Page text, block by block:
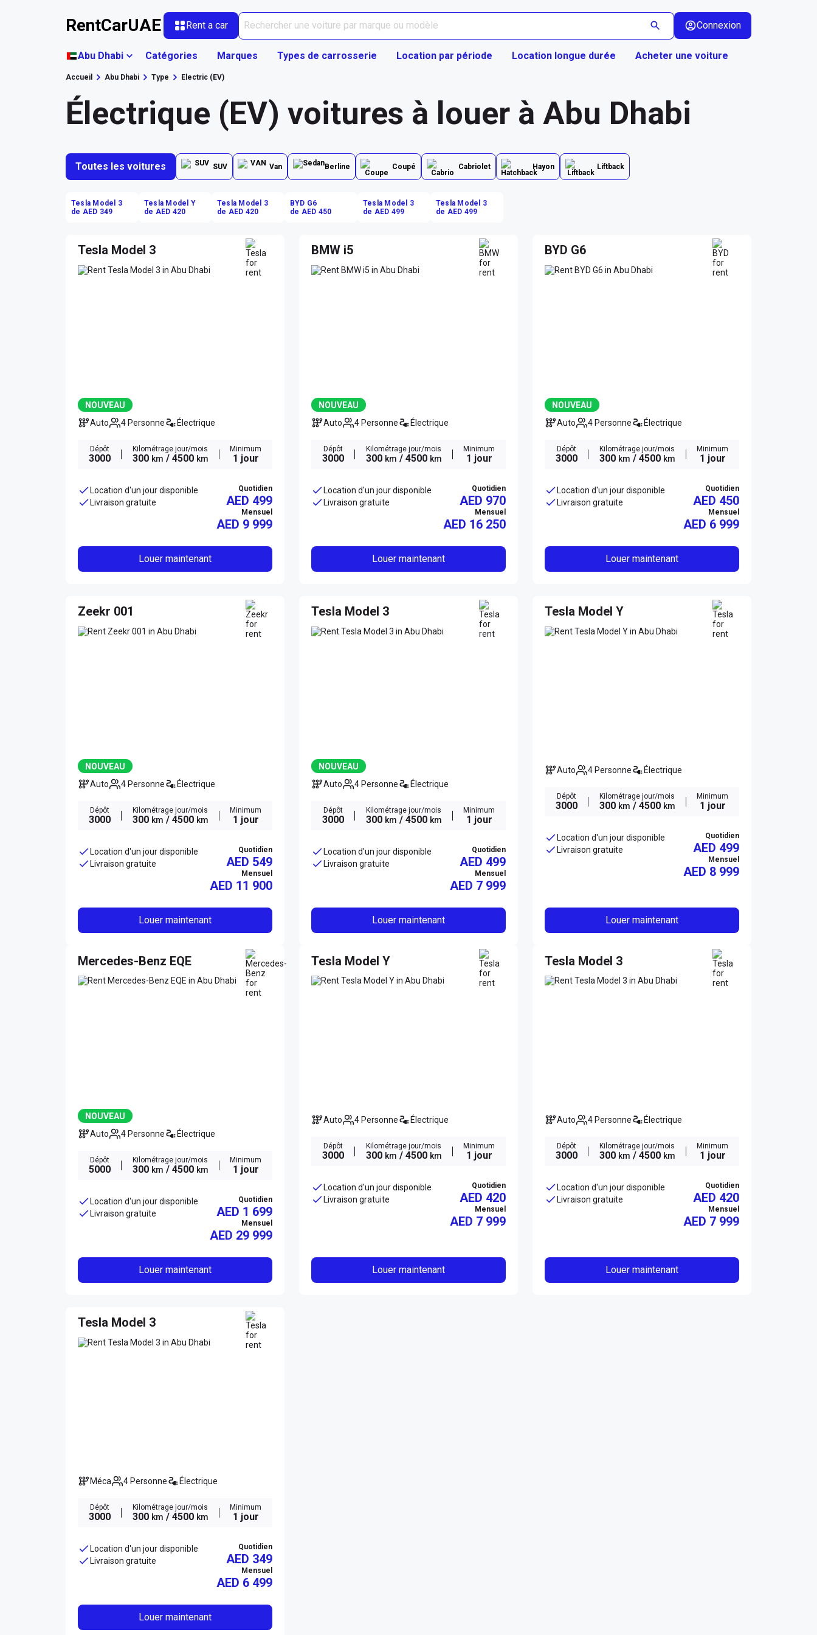
RentCarUAE Rent a car Connexion
Abu Dhabi Catégories Marques Types de carrosserie Location par période Location longue durée Acheter une voiture
Accueil Abu Dhabi Type Electric (EV)
Électrique (EV) voitures à louer à Abu Dhabi
Toutes les voitures SUV Van Berline Coupé Cabriolet Hayon Liftback
Tesla Model 3
de AED 349
Tesla Model Y
de AED 420
Tesla Model 3
de AED 420
BYD G6
de AED 450
Tesla Model 3
de AED 499
Tesla Model 3
de AED 499
Tesla Model 3
NOUVEAU
Auto
4 Personne Électrique
Dépôt
3000
Kilométrage jour/mois
300 km / 4500 km
Minimum
1 jour
Location d'un jour disponible
Livraison gratuite
Quotidien
AED 499
Mensuel
AED 9 999
Louer maintenant
BMW i5
NOUVEAU
Auto
4 Personne Électrique
Dépôt
3000
Kilométrage jour/mois
300 km / 4500 km
Minimum
1 jour
Location d'un jour disponible
Livraison gratuite
Quotidien
AED 970
Mensuel
AED 16 250
Louer maintenant
BYD G6
NOUVEAU
Auto
4 Personne Électrique
Dépôt
3000
Kilométrage jour/mois
300 km / 4500 km
Minimum
1 jour
Location d'un jour disponible
Livraison gratuite
Quotidien
AED 450
Mensuel
AED 6 999
Louer maintenant
Zeekr 001
NOUVEAU
Auto
4 Personne Électrique
Dépôt
3000
Kilométrage jour/mois
300 km / 4500 km
Minimum
1 jour
Location d'un jour disponible
Livraison gratuite
Quotidien
AED 549
Mensuel
AED 11 900
Louer maintenant
Tesla Model 3
NOUVEAU
Auto
4 Personne Électrique
Dépôt
3000
Kilométrage jour/mois
300 km / 4500 km
Minimum
1 jour
Location d'un jour disponible
Livraison gratuite
Quotidien
AED 499
Mensuel
AED 7 999
Louer maintenant
Tesla Model Y
Auto 4 Personne Électrique
Dépôt
3000
Kilométrage jour/mois
300 km / 4500 km
Minimum
1 jour
Location d'un jour disponible
Livraison gratuite
Quotidien
AED 499
Mensuel
AED 8 999
Louer maintenant
Mercedes-Benz EQE
NOUVEAU
Auto
4 Personne Électrique
Dépôt
5000
Kilométrage jour/mois
300 km / 4500 km
Minimum
1 jour
Location d'un jour disponible
Livraison gratuite
Quotidien
AED 1 699
Mensuel
AED 29 999
Louer maintenant
Tesla Model Y
Auto 4 Personne Électrique
Dépôt
3000
Kilométrage jour/mois
300 km / 4500 km
Minimum
1 jour
Location d'un jour disponible
Livraison gratuite
Quotidien
AED 420
Mensuel
AED 7 999
Louer maintenant
Tesla Model 3
Auto 4 Personne Électrique
Dépôt
3000
Kilométrage jour/mois
300 km / 4500 km
Minimum
1 jour
Location d'un jour disponible
Livraison gratuite
Quotidien
AED 420
Mensuel
AED 7 999
Louer maintenant
Tesla Model 3
Méca 4 Personne Électrique
Dépôt
3000
Kilométrage jour/mois
300 km / 4500 km
Minimum
1 jour
Location d'un jour disponible
Livraison gratuite
Quotidien
AED 349
Mensuel
AED 6 499
Louer maintenant